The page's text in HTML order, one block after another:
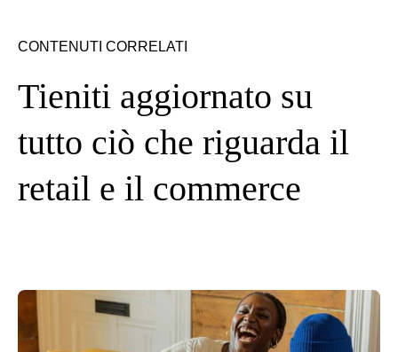
CONTENUTI CORRELATI
Tieniti aggiornato su
tutto ciò che riguarda il
retail e il commerce